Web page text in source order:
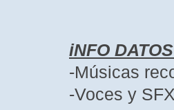
iNFO
-Músicas
-Voces y